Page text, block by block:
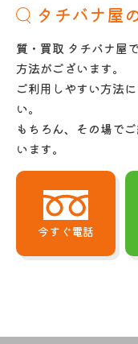
タチバナ屋
質・買取 タチバナ屋
方法がございます。
ご利用しやすい方法
い。
もちろん、その場で
います。
今すぐ電話